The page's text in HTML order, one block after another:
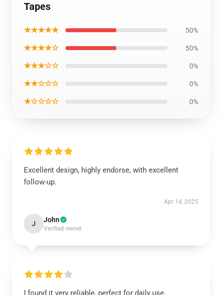
Tapes
★★★★★ 50%
★★★★☆ 50%
★★★☆☆ 0%
★★☆☆☆ 0%
★☆☆☆☆ 0%
Excellent design, highly endorse, with excellent
follow-up.
Apr 14, 2025
J John
Verified owner
I found it very reliable, perfect for daily use.